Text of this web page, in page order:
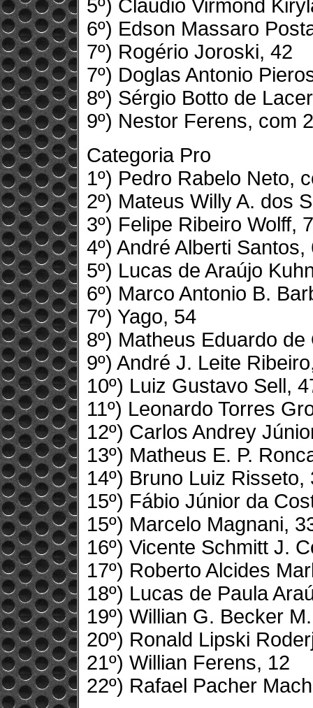
5º) Cláudio Virmond
6º) Edson Massaro
7º) Rogério Joroski, 42
7º) Doglas Antonio
8º) Sérgio Botto de
9º) Nestor Ferens, com
Categoria Pro
1º) Pedro Rabelo Neto,
2º) Mateus Willy A. dos
3º) Felipe Ribeiro Wolff,
4º) André Alberti Santos,
5º) Lucas de Araújo
6º) Marco Antonio B.
7º) Yago, 54
8º) Matheus Eduardo de
9º) André J. Leite
10º) Luiz Gustavo Sell,
11º) Leonardo Torres
12º) Carlos Andrey
13º) Matheus E. P.
14º) Bruno Luiz Risseto,
15º) Fábio Júnior da
15º) Marcelo Magnani,
16º) Vicente Schmitt J.
17º) Roberto Alcides
18º) Lucas de Paula
19º) Willian G. Becker
20º) Ronald Lipski
21º) Willian Ferens, 12
22º) Rafael Pacher